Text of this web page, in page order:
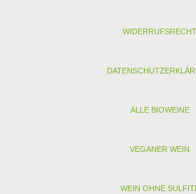
Schwefel gesamt (mg/l): 58
WIDERRUFSRECHT
ALLE BIOWEINE
VEGANER WEIN
WEIN OHNE